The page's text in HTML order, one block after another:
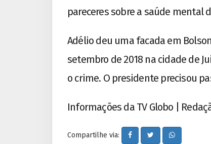
pareceres sobre a saúde mental
Adélio deu uma facada em
setembro de 2018 na cidade de
o crime. O presidente precisou
Informações da TV Globo |
Compartilhe via: